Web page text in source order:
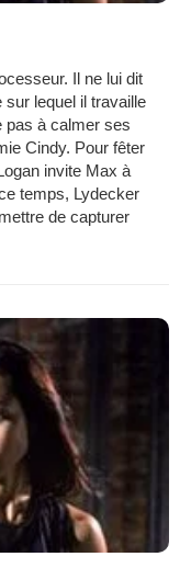
Il ne lui dit
lequel il travaille
pas à calmer ses
Cindy. Pour fêter
invite Max à
temps, Lydecker
de capturer